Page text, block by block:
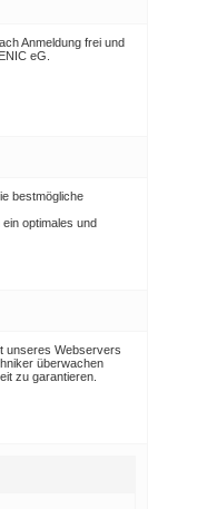
Anmeldung frei und
eG.
bestmögliche
optimales und
unseres Webservers
überwachen
zu garantieren.